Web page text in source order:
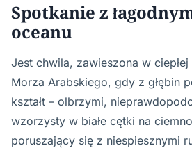
Spotkanie z
oceanu
Jest chwila, zawieszona w
Morza Arabskiego, gdy z głębin
kształt – olbrzymi,
wzorzysty w białe cętki na
poruszający się z niespiesznymi